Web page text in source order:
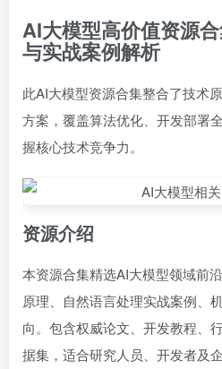
AI大模型高价值资源
与实战案例解析
此AI大模型资源合集整合了技术
方案，覆盖算法优化、开发部署
握核心技术竞争力。
资源介绍
本资源合集精选AI大模型领域前
原理、自然语言处理实战案例、
向。包含权威论文、开发教程、
据集，适合研究人员、开发者及